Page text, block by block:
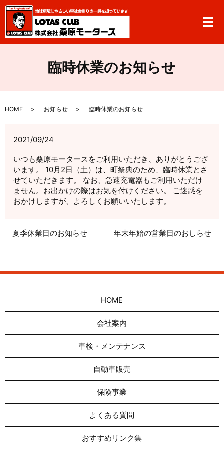
メ
臨時休業のお知らせ
HOME お知らせ 臨時休業のお知らせ
2021/09/24
いつも桑原モータースをご利用いただき、ありがとうござ
います。 10月2日（土）は、町祭典のため、臨時休業とさ
せていただきます。 なお、急速充電器もご利用いただけ
ません。お出かけの際はお気を付けください。 ご迷惑を
おかけしますが、よろしくお願いいたします。
夏季休業日のお知らせ 年末年始の営業日のおしらせ
HOME
会社案内
車検・メンテナンス
自動車販売
保険事業
よくある質問
おすすめリンク集